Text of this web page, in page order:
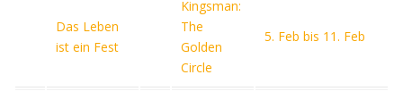
Das Leben
ist ein Fest
Kingsman:
The
Golden
Circle
5. Feb bis 11. Feb